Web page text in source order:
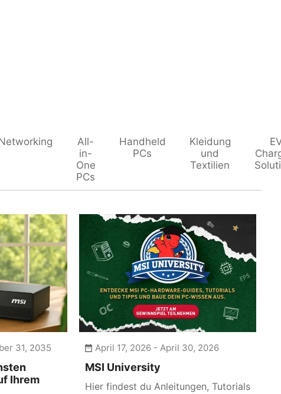
All-
in-
One
PCs
Handheld
PCs
Kleidung
und
Textilien
31, 2035
Ihrem
April 17, 2026 - April 30, 2026
MSI University
Hier findest du Anleitungen, Tutorials